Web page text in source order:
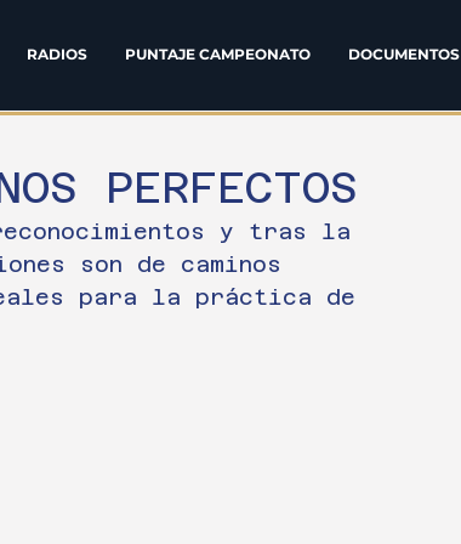
RADIOS PUNTAJE CAMPEONATO DOCUMENTOS
PERFECTOS
y tras la
son de caminos
para la práctica de